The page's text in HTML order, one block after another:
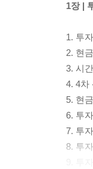
1장 |
1. 투
2. 현
3. 시
4. 4차
5. 현
6. 투
7. 투
8. 투